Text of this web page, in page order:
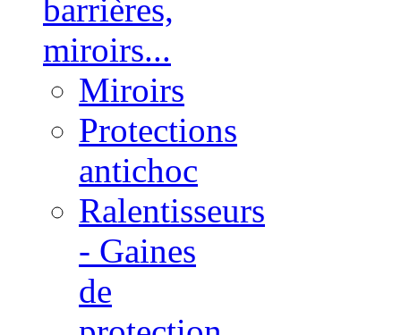
barrières,
miroirs...
Miroirs
Protections
antichoc
Ralentisseurs
- Gaines
de